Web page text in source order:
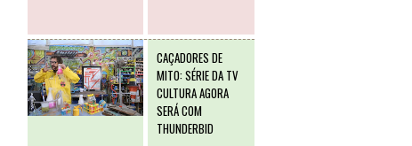
CAÇADORES DE
MITO: SÉRIE DA TV
CULTURA AGORA
SERÁ COM
THUNDERBID